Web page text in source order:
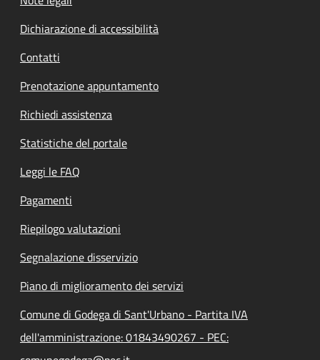
Dichiarazione di accessibilità
Contatti
Prenotazione appuntamento
Richiedi assistenza
Statistiche del portale
Leggi le FAQ
Pagamenti
Riepilogo valutazioni
Segnalazione disservizio
Piano di miglioramento dei servizi
Comune di Godega di Sant'Urbano - Partita IVA
dell'amministrazione: 01843490267 - PEC: